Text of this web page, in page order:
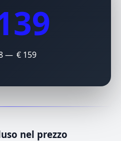
— € 159
nel prezzo